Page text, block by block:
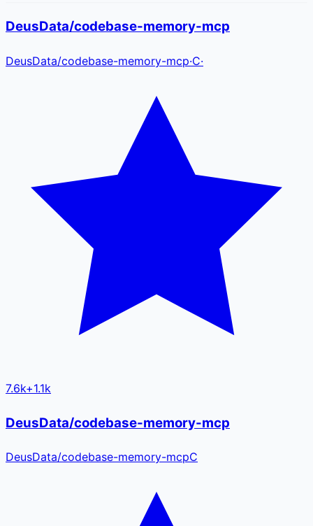
DeusData/codebase-memory-mcp
DeusData/codebase-memory-mcp·C·
7.6k+1.1k
DeusData/codebase-memory-mcp
DeusData/codebase-memory-mcpC